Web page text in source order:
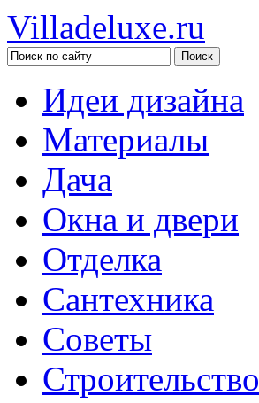
Villadeluxe.ru
Идеи дизайна
Материалы
Дача
Окна и двери
Отделка
Сантехника
Советы
Строительство